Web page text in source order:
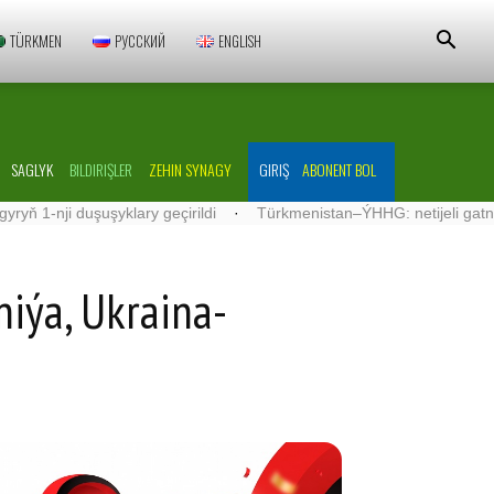
TÜRKMEN РУССКИЙ ENGLISH
SAGLYK BILDIRIŞLER ZEHIN SYNAGY GIRIŞ ABONENT BOL
nji duşuşyklary geçirildi · Türkmenistan–ÝHHG: netijeli
Ukraina-